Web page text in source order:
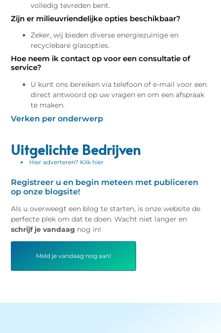
volledig tevreden bent.
Zijn er milieuvriendelijke opties beschikbaar?
Zeker, wij bieden diverse energiezuinige en
recyclebare glasopties.
Hoe neem ik contact op voor een consultatie of
service?
U kunt ons bereiken via telefoon of e-mail voor een
direct antwoord op uw vragen en om een afspraak
te maken.
Verken per onderwerp
Uitgelichte Bedrijven
Hier adverteren? Klik hier
Registreer u en begin meteen met publiceren
op onze blogsite!
Als u overweegt een blog te starten, is onze website de
perfecte plek om dat te doen. Wacht niet langer en
schrijf je vandaag nog in!
Meld je vandaag nog aan!